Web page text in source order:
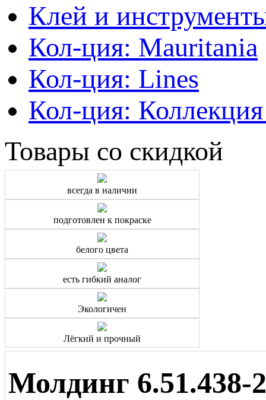
Клей и
Кол-ция: Mauritania
Кол-ция: Lines
Кол-ция:
Товары со скидкой
всегда в наличии
подготовлен к покраске
белого цвета
есть гибкий аналог
Экологичен
Лёгкий и прочный
Молдинг 6.51.438-